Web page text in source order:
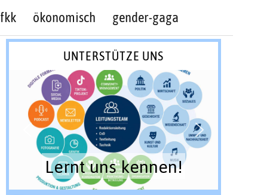
fkk ökonomisch gender-gaga
UNTERSTÜTZE UNS
Lernt uns kennen!